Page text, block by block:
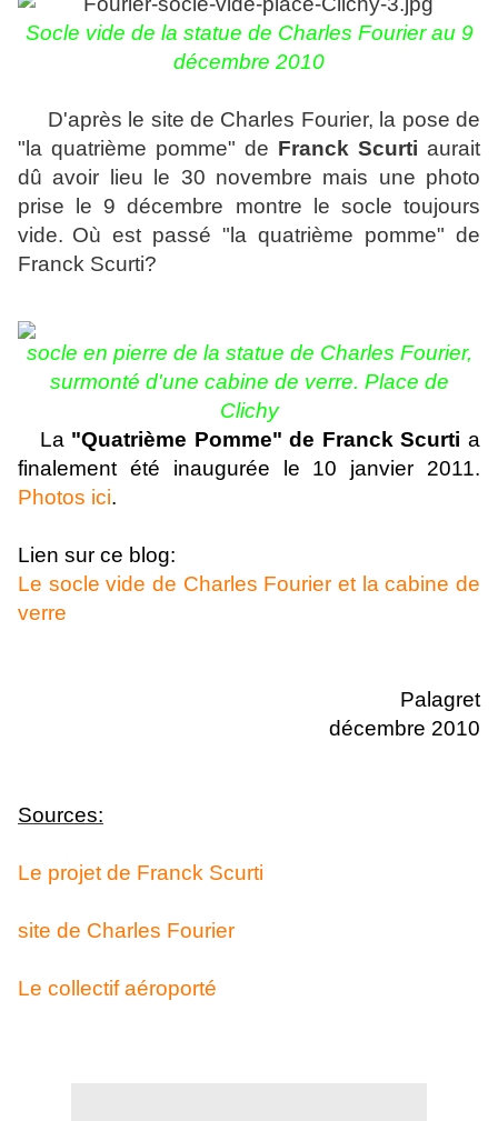
Socle vide de la statue de Charles Fourier au 9
décembre 2010
D'après le site de Charles Fourier, la pose de
"la quatrième pomme" de Franck Scurti aurait
dû avoir lieu le 30 novembre mais une photo
prise le 9 décembre montre le socle toujours
vide. Où est passé "la quatrième pomme" de
Franck Scurti?
socle en pierre de la statue de Charles Fourier,
surmonté d'une cabine de verre. Place de
Clichy
La "Quatrième Pomme" de Franck Scurti a
finalement été inaugurée le 10 janvier 2011.
Photos ici.
Lien sur ce blog:
Le socle vide de Charles Fourier et la cabine de
verre
Palagret
décembre 2010
Sources:
Le projet de Franck Scurti
site de Charles Fourier
Le collectif aéroporté